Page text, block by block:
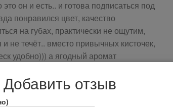
он и есть.. и готова подписаться под
понравился цвет, качество
на губах, практически не ощутим,
не течёт.. вместо привычных кисточек,
удобно))) а ягодный аромат
Добавить отзыв